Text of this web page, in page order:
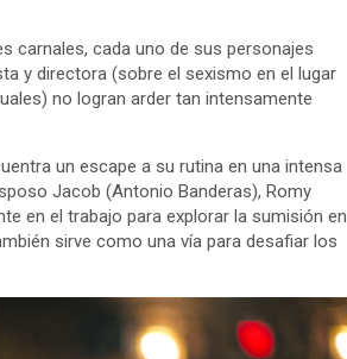
carnales, cada uno de sus personajes
y directora (sobre el sexismo en el lugar
no logran arder tan intensamente
un escape a su rutina en una intensa
Jacob (Antonio Banderas), Romy
en el trabajo para explorar la sumisión en
sirve como una vía para desafiar los